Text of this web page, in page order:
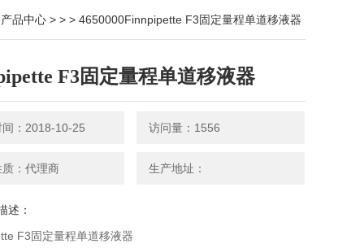
产品中心 > > > 4650000Finnpipette F3固定量程单道移液器
F3固定量程单道移液器
间：2018-10-25 访问量：1556
：代理商 生产地址：
述：
F3固定量程单道移液器